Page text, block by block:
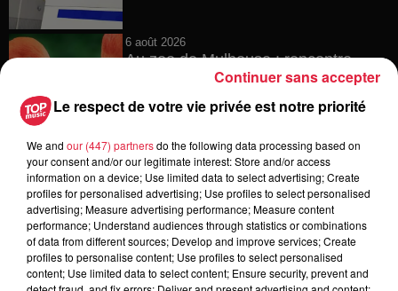
6 août 2026
Au zoo de Mulhouse : rencontre
avec les flamants rouges
6 août 2026
Les dernières infos sur la venue du
pape à Metz en septembre
5 août 2026
Le respect de votre vie privée est notre priorité
We and our (447) partnersdo the following data processing based on
your consent and/or our legitimate interest: Store and/or access
information on a device; Use limited data to select advertising; Create
profiles for personalised advertising; Use profiles to select personalised
advertising; Measure advertising performance; Measure content
performance; Understand audiences through statistics or combinations
of data from different sources; Develop and improve services; Create
profiles to personalise content; Use profiles to select personalised
content; Use limited data to select content; Ensure security, prevent and
Continuer sans accepter